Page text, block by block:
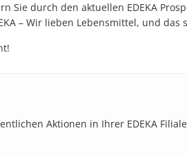
Sie durch den aktuellen EDEKA
– Wir lieben Lebensmittel, und das
Aktionen in Ihrer EDEKA